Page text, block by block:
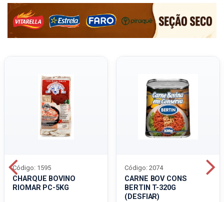
CHARQUE BOVINO
RIOMAR PC-5KG
Código: 1595
CARNE BOV CONS
BERTIN T-320G
(DESFIAR)
Código: 2074